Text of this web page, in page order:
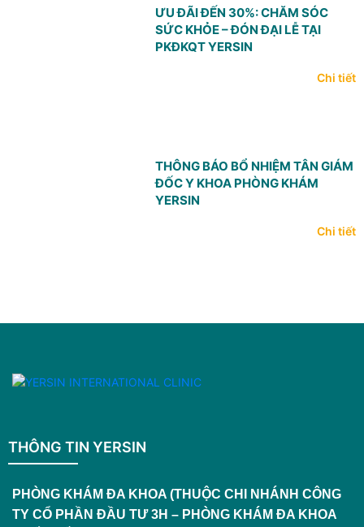
ƯU ĐÃI ĐẾN 30%: CHĂM SÓC
SỨC KHỎE – ĐÓN ĐẠI LỄ TẠI
PKĐKQT YERSIN
Chi tiết
THÔNG BÁO BỔ NHIỆM TÂN GIÁM
ĐỐC Y KHOA PHÒNG KHÁM
YERSIN
Chi tiết
THÔNG TIN YERSIN
PHÒNG KHÁM ĐA KHOA (THUỘC CHI NHÁNH CÔNG
TY CỔ PHẦN ĐẦU TƯ 3H – PHÒNG KHÁM ĐA KHOA